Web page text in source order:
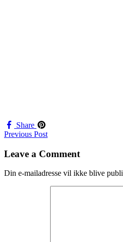
Share
Navigation
til
Previous Post
Leave a Comment
Din e-mailadresse vil ikke blive